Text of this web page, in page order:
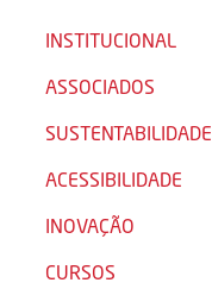
INSTITUCIONAL
ASSOCIADOS
SUSTENTABILIDADE
ACESSIBILIDADE
INOVAÇÃO
CURSOS